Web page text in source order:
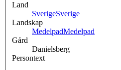
Land
SverigeSverige
Landskap
MedelpadMedelpad
Gård
Danielsberg
Persontext